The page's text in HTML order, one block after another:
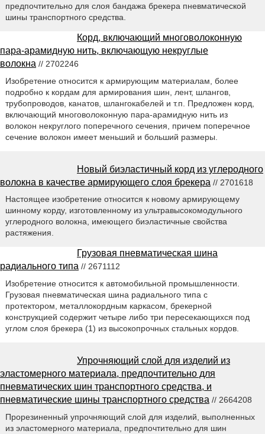
предпочтительно для слоя бандажа брекера пневматической
шины транспортного средства.
Корд, включающий многоволоконную
пара-арамидную нить, включающую некруглые
волокна // 2702246
Изобретение относится к армирующим материалам, более
подробно к кордам для армирования шин, лент, шлангов,
трубопроводов, канатов, шлангокабелей и т.п. Предложен корд,
включающий многоволоконную пара-арамидную нить из
волокон некруглого поперечного сечения, причем поперечное
сечение волокон имеет меньший и больший размеры.
Новый биэластичный корд из углеродного
волокна в качестве армирующего слоя брекера // 2701618
Настоящее изобретение относится к новому армирующему
шинному корду, изготовленному из ультравысокомодульного
углеродного волокна, имеющего биэластичные свойства
растяжения.
Грузовая пневматическая шина
радиального типа // 2671112
Изобретение относится к автомобильной промышленности.
Грузовая пневматическая шина радиального типа с
протектором, металлокордным каркасом, брекерной
конструкцией содержит четыре либо три пересекающихся под
углом слоя брекера (1) из высокопрочных стальных кордов.
Упрочняющий слой для изделий из
эластомерного материала, предпочтительно для
пневматических шин транспортного средства, и
пневматические шины транспортного средства // 2664208
Прорезиненный упрочняющий слой для изделий, выполненных
из эластомерного материала, предпочтительно для шин